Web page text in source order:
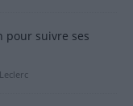
pour suivre ses